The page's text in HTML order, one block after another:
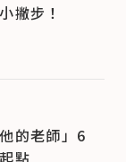
撇步！
的老師」6
點